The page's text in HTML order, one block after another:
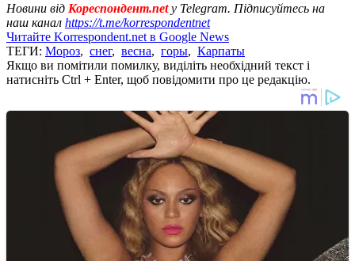
Новини від Кореспондент.netу Telegram. Підписуйтесь на
наш канал https://t.me/korrespondentnet
Читайте Korrespondent.net в Google News
ТЕГИ: Мороз, снег, весна, горы, Карпаты
Якщо ви помітили помилку, виділіть необхідний текст і
натисніть Ctrl + Enter, щоб повідомити про це редакцію.